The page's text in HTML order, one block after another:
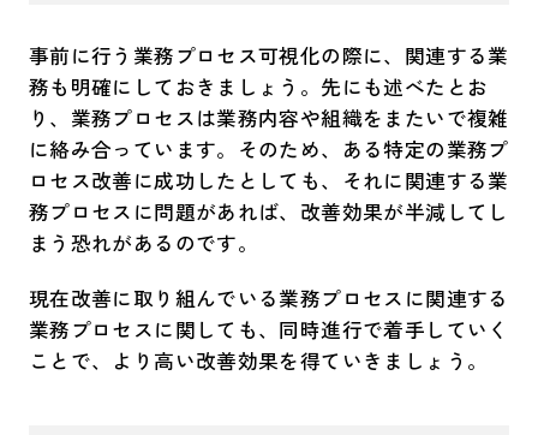
事前に行う業務プロセス可視化の際に、関連する業
務も明確にしておきましょう。先にも述べたとお
り、業務プロセスは業務内容や組織をまたいで複雑
に絡み合っています。そのため、ある特定の業務プ
ロセス改善に成功したとしても、それに関連する業
務プロセスに問題があれば、改善効果が半減してし
まう恐れがあるのです。
現在改善に取り組んでいる業務プロセスに関連する
業務プロセスに関しても、同時進行で着手していく
ことで、より高い改善効果を得ていきましょう。